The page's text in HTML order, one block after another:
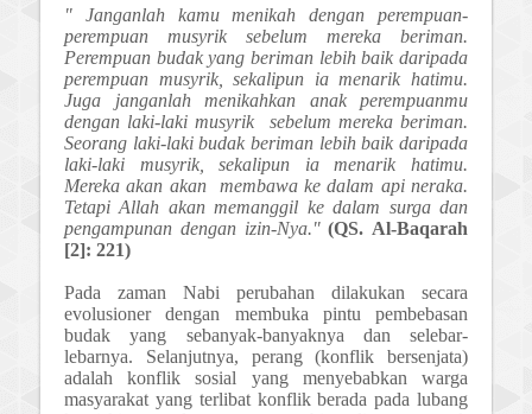
" Janganlah kamu menikah dengan perempuan-
perempuan musyrik sebelum mereka beriman.
Perempuan budak yang beriman lebih baik daripada
perempuan musyrik, sekalipun ia menarik hatimu.
Juga janganlah menikahkan anak perempuanmu
dengan laki-laki musyrik sebelum mereka beriman.
Seorang laki-laki budak beriman lebih baik daripada
laki-laki musyrik, sekalipun ia menarik hatimu.
Mereka akan akan membawa ke dalam api neraka.
Tetapi Allah akan memanggil ke dalam surga dan
pengampunan dengan izin-Nya." (QS. Al-Baqarah
[2]: 221)
Pada zaman Nabi perubahan dilakukan secara
evolusioner dengan membuka pintu pembebasan
budak yang sebanyak-banyaknya dan selebar-
lebarnya. Selanjutnya, perang (konflik bersenjata)
adalah konflik sosial yang menyebabkan warga
masyarakat yang terlibat konflik berada pada lubang